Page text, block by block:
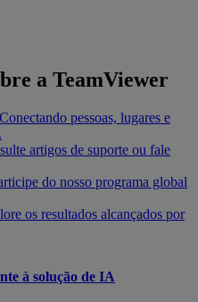
a TeamViewer
Conectando pessoas, lugares e
artigos de suporte ou fale
do nosso programa global
os resultados alcançados por
à solução de IA